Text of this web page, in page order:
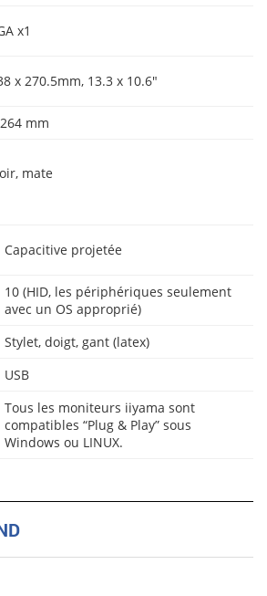
x1
x 270.5mm, 13.3 x 10.6″
mm
mate
Capacitive projetée
10 (HID, les périphériques seulement
avec un OS approprié)
Stylet, doigt, gant (latex)
USB
Tous les moniteurs iiyama sont
compatibles “Plug & Play” sous
Windows ou LINUX.